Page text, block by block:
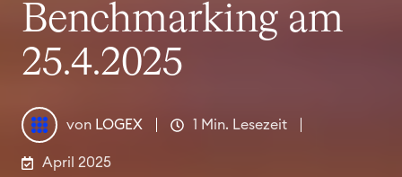
Benchmarking am
25.4.2025
von LOGEX 1 Min. Lesezeit
April 2025